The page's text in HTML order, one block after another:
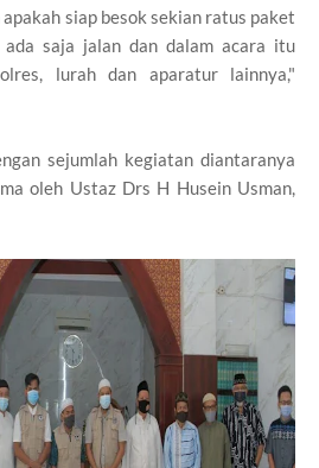
siap besok sekian ratus paket
ada saja jalan dan dalam acara itu
lurah dan aparatur lainnya,"
sejumlah kegiatan diantaranya
oleh Ustaz Drs H Husein Usman,